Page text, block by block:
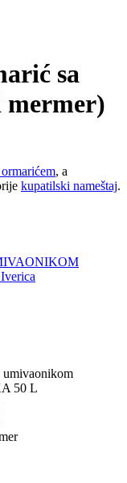
sa
, a
kupatilski nameštaj.
umivaonikom
50 L